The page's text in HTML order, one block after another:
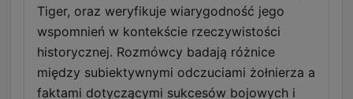
Tiger, oraz weryfikuje wiarygodność jego
wspomnień w kontekście rzeczywistości
historycznej. Rozmówcy badają różnice
między subiektywnymi odczuciami żołnierza a
faktami dotyczącymi sukcesów bojowych i